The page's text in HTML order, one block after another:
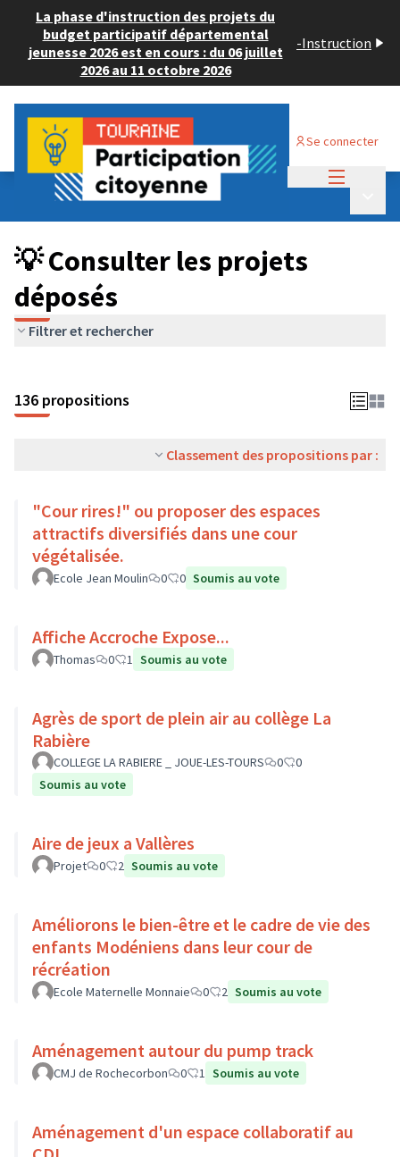
La phase d'instruction des projets du
budget participatif départemental
jeunesse 2026 est en cours : du 06 juillet
2026 au 11 octobre 2026
-Instruction
Se connecter
Budget Participatif JEUNESSE 2024
💡 Consulter les projets déposés
💡 Consulter les projets
déposés
Filtrer et rechercher
136 propositions
Classement des propositions par :
"Cour rires!" ou proposer des espaces
attractifs diversifiés dans une cour
végétalisée.
Ecole Jean Moulin 0 0 Soumis au vote
Affiche Accroche Expose...
Thomas 0 1 Soumis au vote
Agrès de sport de plein air au collège La
Rabière
COLLEGE LA RABIERE _ JOUE-LES-TOURS 0
0
Soumis au vote
Aire de jeux a Vallères
Projet 0 2 Soumis au vote
Améliorons le bien-être et le cadre de vie des
enfants Modéniens dans leur cour de
récréation
Ecole Maternelle Monnaie 0 2 Soumis au vote
Aménagement autour du pump track
CMJ de Rochecorbon 0 1 Soumis au vote
Aménagement d'un espace collaboratif au